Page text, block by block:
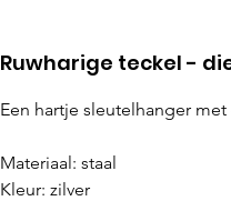
Ruwharige teckel -
Een hartje sleutelhanger
Materiaal: staal
Kleur: zilver